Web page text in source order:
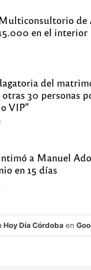
de
en el interior
del
30 personas
VIP”
a Manuel
en 15 días
Hoy Día Córdoba en